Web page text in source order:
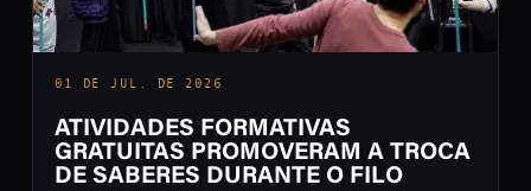
01 DE JUL. DE 2026
ATIVIDADES FORMATIVAS
GRATUITAS PROMOVERAM A TROCA
DE SABERES DURANTE O FILO